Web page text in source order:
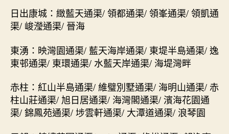
日出康城：緻藍天通渠/ 領都通渠/ 領峯通渠/ 領凱通
渠/ 峻瀅通渠/ 晉海
東湧：映灣園通渠/ 藍天海岸通渠/ 東堤半島通渠/ 逸
東邨通渠/ 東環通渠/ 水藍天岸通渠/ 海堤灣畔
赤柱：紅山半島通渠/ 維璧別墅通渠/ 海明山通渠/ 赤
柱山莊通渠/ 旭日居通渠/ 海灣閣通渠/ 濱海花園通
渠/ 錦鳳苑通渠/ 埗雲軒通渠/ 大潭道通渠/ 浪琴園